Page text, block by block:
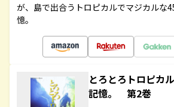
が、島で出合うトロピカルでマジカルな
憶。
とろとろトロピカ
記憶。 第2巻